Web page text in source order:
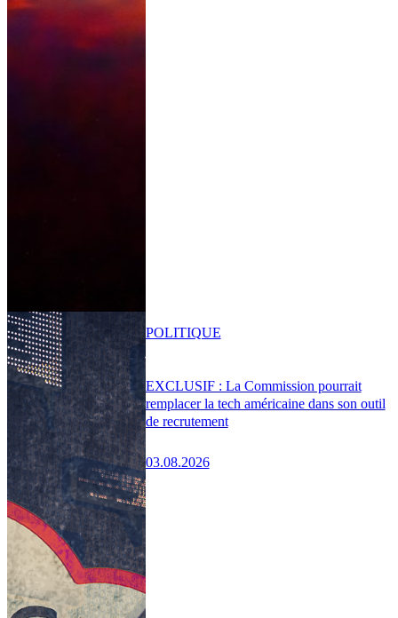
EXCLUSIF : La Commission pourrait
remplacer la tech américaine dans son outil
de recrutement
03.08.2026
POLITIQUE